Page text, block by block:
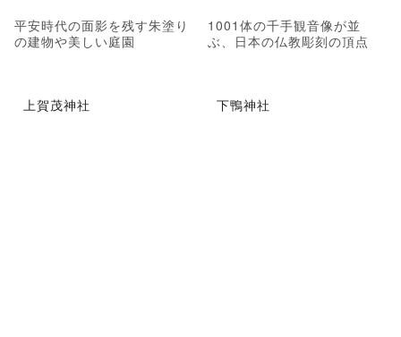
平安時代の面影を残す朱塗り
の建物や美しい庭園
1001体の千手観音像が並
ぶ、日本の仏教彫刻の頂点
上賀茂神社 下鴨神社